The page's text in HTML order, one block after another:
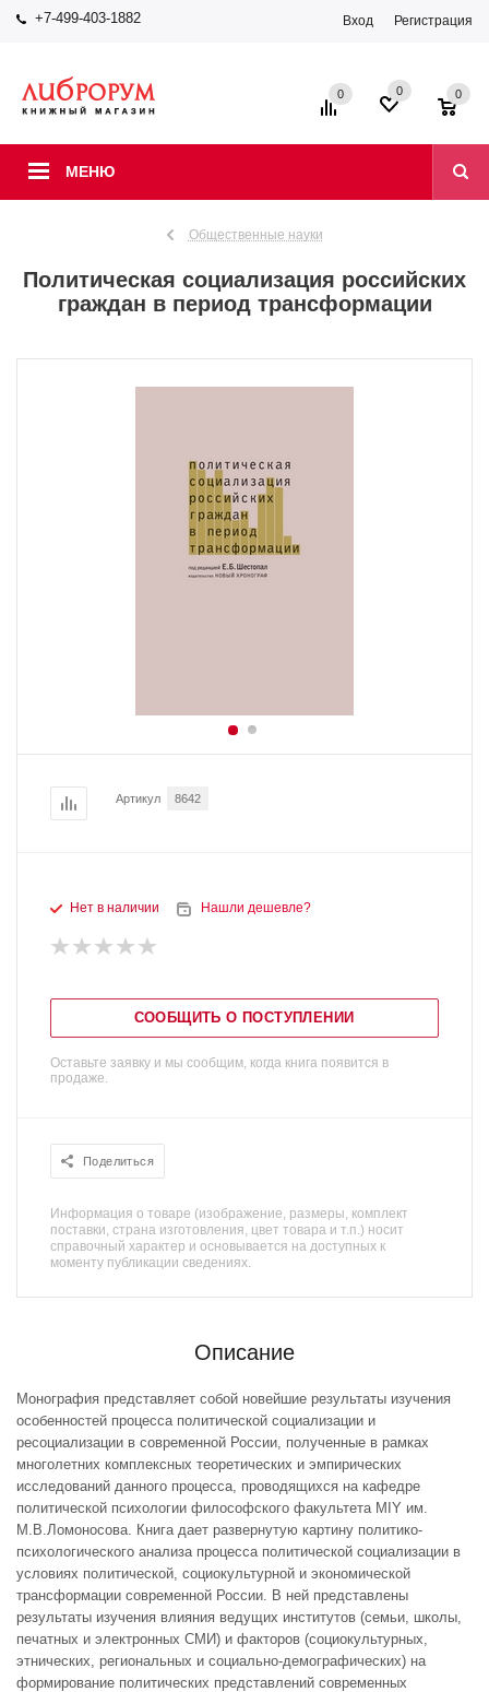
+7-499-403-1882 Вход Регистрация
МЕНЮ
0 0 0
Общественные науки
Политическая социализация российских
граждан в период трансформации
Артикул 8642
Нет в наличии Нашли дешевле?
СООБЩИТЬ О ПОСТУПЛЕНИИ
Оставьте заявку и мы сообщим, когда книга появится в
продаже.
Поделиться
Информация о товаре (изображение, размеры, комплект
поставки, страна изготовления, цвет товара и т.п.) носит
справочный характер и основывается на доступных к
моменту публикации сведениях.
Описание
Монография представляет собой новейшие результаты изучения
особенностей процесса политической социализации и
ресоциализации в современной России, полученные в рамках
многолетних комплексных теоретических и эмпирических
исследований данного процесса, проводящихся на кафедре
политической психологии философского факультета MIY им.
М.В.Ломоносова. Книга дает развернутую картину политико-
психологического анализа процесса политической социализации в
условиях политической, социокультурной и экономической
трансформации современной России. В ней представлены
результаты изучения влияния ведущих институтов (семьи, школы,
печатных и электронных СМИ) и факторов (социокультурных,
этнических, региональных и социально-демографических) на
формирование политических представлений современных